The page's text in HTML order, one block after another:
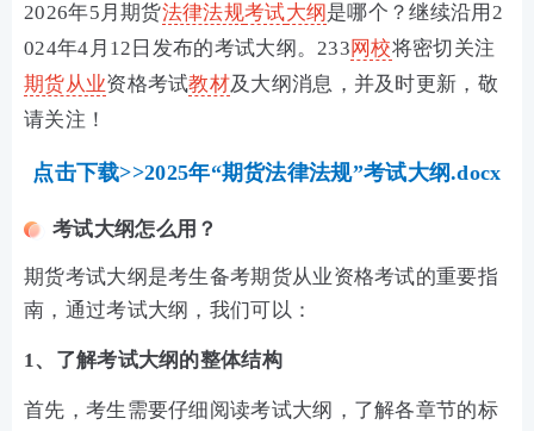
2026年5月期货法律法规考试大纲是哪个？继续沿用2
024年4月12日发布的考试大纲。233网校将密切关注
期货从业资格考试教材及大纲消息，并及时更新，敬
请关注！
点击下载>>2025年“期货法律法规”考试大纲.docx
考试大纲怎么用？
期货考试大纲是考生备考期货从业资格考试的重要指
南，通过考试大纲，我们可以：
1、了解考试大纲的整体结构
首先，考生需要仔细阅读考试大纲，了解各章节的标